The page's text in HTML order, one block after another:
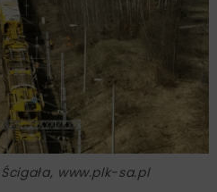
www.plk-sa.pl